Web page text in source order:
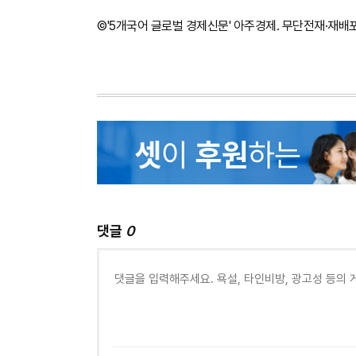
©'5개국어 글로벌 경제신문' 아주경제. 무단전재·재배
댓글 0